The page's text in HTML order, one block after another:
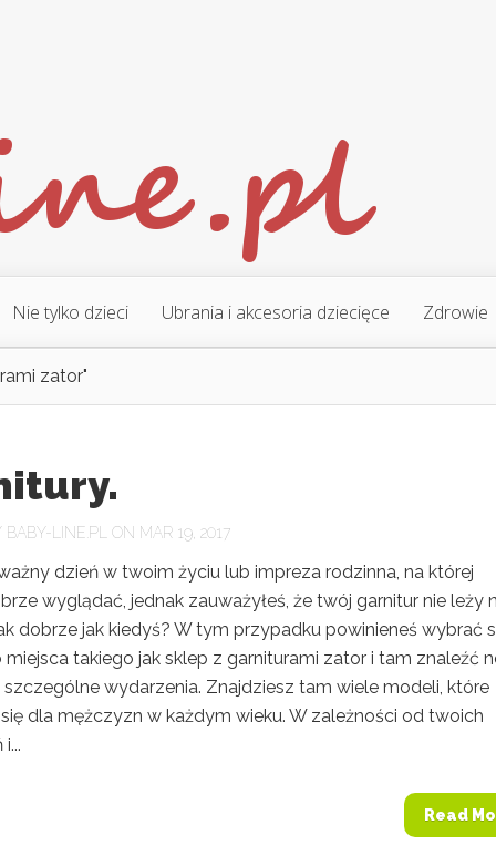
Nie tylko dzieci Ubrania i akcesoria dziecięce Zdrowie
zator"
BABY-LINE.PL ON MAR 19, 2017
dzień w twoim życiu lub impreza rodzinna, na której
wyglądać, jednak zauważyłeś, że twój garnitur nie leży
dobrze jak kiedyś? W tym przypadku powinieneś wybrać
takiego jak sklep z garniturami zator i tam znaleźć
szczególne wydarzenia. Znajdziesz tam wiele modeli, które
dla mężczyzn w każdym wieku. W zależności od twoich
Read